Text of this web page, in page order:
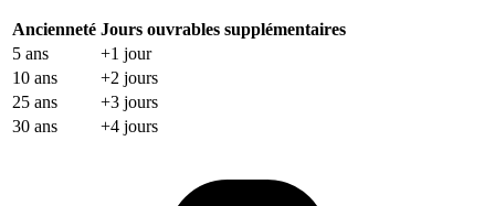
Ancienneté Jours ouvrables supplémentaires
5 ans
+1 jour
10 ans
+2 jours
25 ans
+3 jours
30 ans
+4 jours